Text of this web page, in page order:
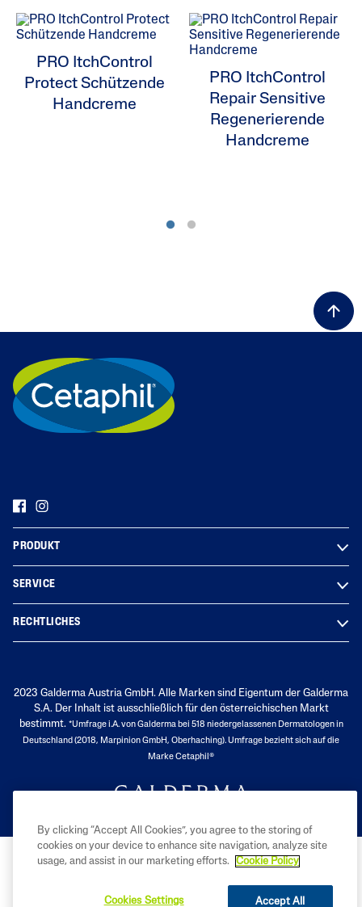
PRO ItchControl
Protect Schützende
Handcreme
PRO ItchControl
Repair Sensitive
Regenerierende
Handcreme
PRODUKT
SERVICE
RECHTLICHES
2023 Galderma Austria GmbH. Alle Marken sind Eigentum der Galderma
S.A. Der Inhalt ist ausschließlich für den österreichischen Markt
bestimmt. *Umfrage i.A. von Galderma bei 518 niedergelassenen Dermatologen in
Deutschland (2018, Marpinion GmbH, Oberhaching).Umfrage bezieht sich auf die
Marke Cetaphil®
By clicking “Accept All Cookies”, you agree to the storing of
cookies on your device to enhance site navigation, analyze site
usage, and assist in our marketing efforts.
Cookie Policy
Cookies Settings Accept All